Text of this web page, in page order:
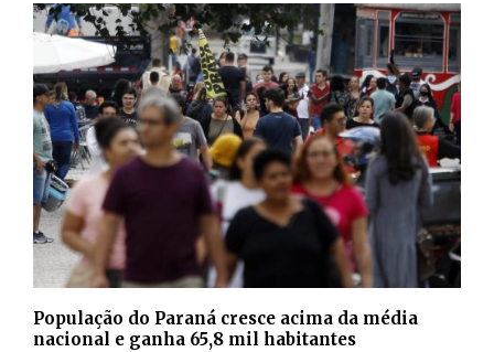
População do Paraná cresce acima da média
nacional e ganha 65,8 mil habitantes